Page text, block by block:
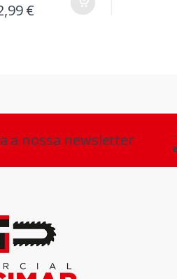
€
a nossa newsletter